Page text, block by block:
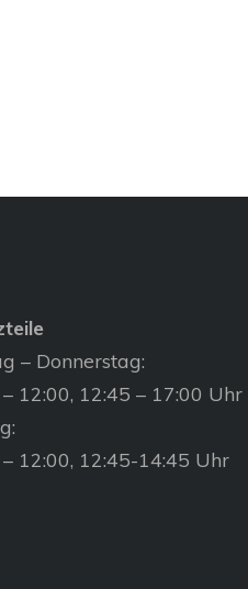
– Donnerstag:
12:00, 12:45 – 17:00 Uhr
12:00, 12:45-14:45 Uhr